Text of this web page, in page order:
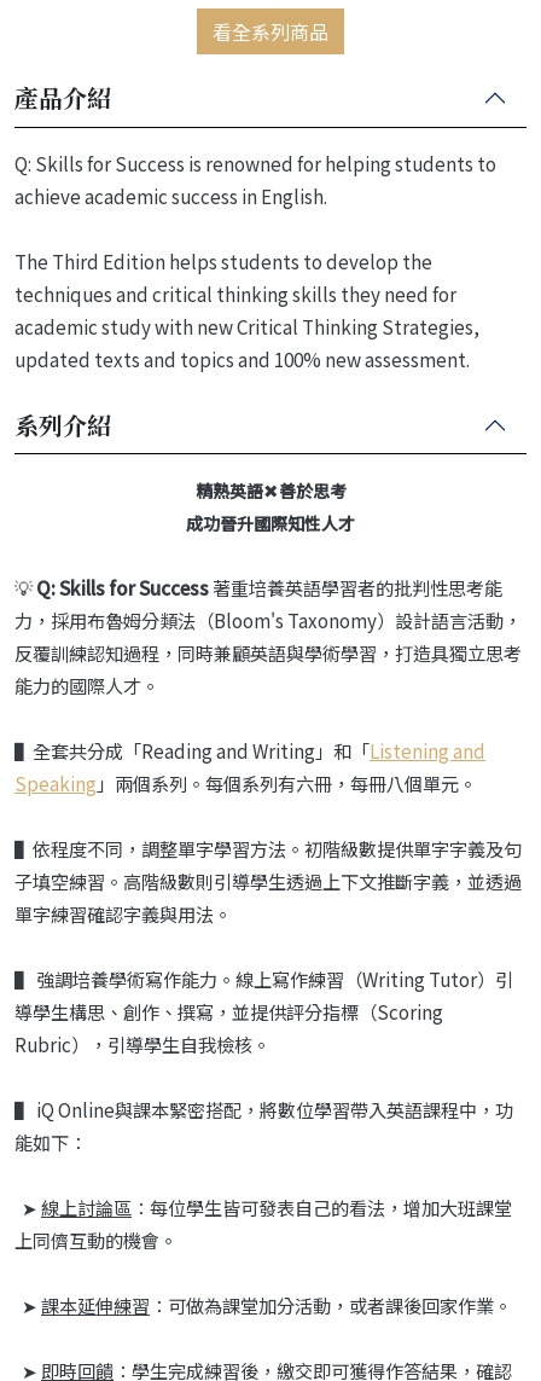
(with Online Practice) (密碼
銀漆一經刮開，恕不退換)
(with Online Practice) (密碼
銀漆一經刮開，恕不退換)
看全系列商品
產品介紹
Q: Skills for Success is renowned for helping students to
achieve academic success in English.
The Third Edition helps students to develop the
techniques and critical thinking skills they need for
academic study with new Critical Thinking Strategies,
updated texts and topics and 100% new assessment.
系列介紹
精熟英語✖善於思考
成功晉升國際知性人才
💡Q: Skills for Success著重培養英語學習者的批判性思考能
力，採用布魯姆分類法（Bloom's Taxonomy）設計語言活動，
反覆訓練認知過程，同時兼顧英語與學術學習，打造具獨立思考
能力的國際人才。
▌全套共分成「Reading and Writing」和「Listening and
Speaking 」兩個系列。每個系列有六冊，每冊八個單元。
▌依程度不同，調整單字學習方法。初階級數提供單字字義及句
子填空練習。高階級數則引導學生透過上下文推斷字義，並透過
單字練習確認字義與用法。
▌ 強調培養學術寫作能力。線上寫作練習（Writing Tutor）引
導學生構思、創作、撰寫，並提供評分指標（Scoring
Rubric），引導學生自我檢核。
▌ iQ Online與課本緊密搭配，將數位學習帶入英語課程中，功
能如下：
➤線上討論區 ：每位學生皆可發表自己的看法，增加大班課堂
上同儕互動的機會。
➤課本延伸練習 ：可做為課堂加分活動，或者課後回家作業。
➤ 即時回饋 ：學生完成練習後，繳交即可獲得作答結果，確認